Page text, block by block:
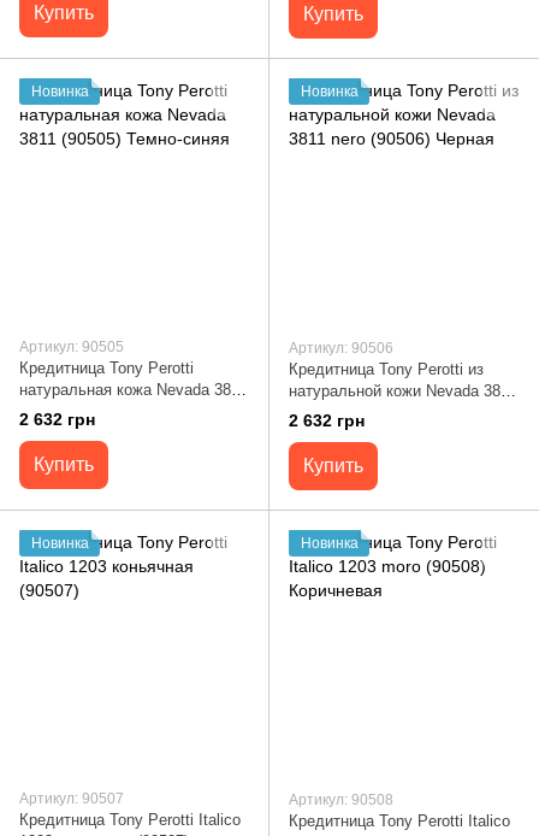
Купить Купить
Новинка
Артикул: 90505
Кредитница Tony Perotti
натуральная кожа Nevada 3811
(90505) Темно-синяя
2 632 грн
Купить
Новинка
Артикул: 90506
Кредитница Tony Perotti из
натуральной кожи Nevada 3811
nero (90506) Черная
2 632 грн
Купить
Новинка
Артикул: 90507
Кредитница Tony Perotti Italico
Новинка
Артикул: 90508
Кредитница Tony Perotti Italico